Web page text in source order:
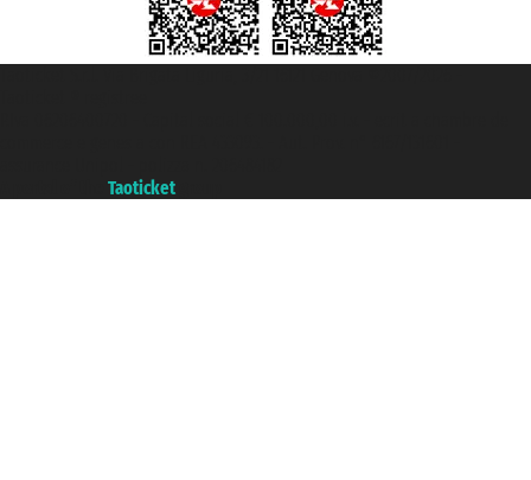
Taoticket